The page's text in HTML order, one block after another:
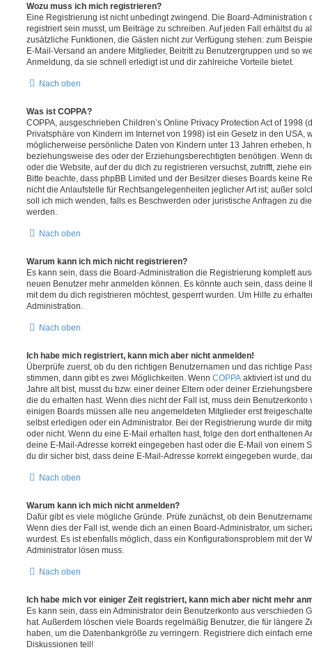
Wozu muss ich mich registrieren?
Eine Registrierung ist nicht unbedingt zwingend. Die Board-Administration
registriert sein musst, um Beiträge zu schreiben. Auf jeden Fall erhältst du
zusätzliche Funktionen, die Gästen nicht zur Verfügung stehen: zum
E-Mail-Versand an andere Mitglieder, Beitritt zu Benutzergruppen und so
Anmeldung, da sie schnell erledigt ist und dir zahlreiche Vorteile bietet.
Nach oben
Was ist COPPA?
COPPA, ausgeschrieben Children’s Online Privacy Protection Act of 1998
Privatsphäre von Kindern im Internet von 1998) ist ein Gesetz in den USA,
möglicherweise persönliche Daten von Kindern unter 13 Jahren erheben,
beziehungsweise des oder der Erziehungsberechtigten benötigen. Wenn
oder die Website, auf der du dich zu registrieren versuchst, zutrifft, ziehe
Bitte beachte, dass phpBB Limited und der Besitzer dieses Boards keine
nicht die Anlaufstelle für Rechtsangelegenheiten jeglicher Art ist; außer
soll ich mich wenden, falls es Beschwerden oder juristische Anfragen zu
werden.
Nach oben
Warum kann ich mich nicht registrieren?
Es kann sein, dass die Board-Administration die Registrierung komplett
neuen Benutzer mehr anmelden können. Es könnte auch sein, dass deine
mit dem du dich registrieren möchtest, gesperrt wurden. Um Hilfe zu
Administration.
Nach oben
Ich habe mich registriert, kann mich aber nicht anmelden!
Überprüfe zuerst, ob du den richtigen Benutzernamen und das richtige
stimmen, dann gibt es zwei Möglichkeiten. Wenn COPPA aktiviert ist und
Jahre alt bist, musst du bzw. einer deiner Eltern oder deiner
die du erhalten hast. Wenn dies nicht der Fall ist, muss dein
einigen Boards müssen alle neu angemeldeten Mitglieder erst
selbst erledigen oder ein Administrator. Bei der Registrierung wurde dir
oder nicht. Wenn du eine E-Mail erhalten hast, folge den dort enthaltenen
deine E-Mail-Adresse korrekt eingegeben hast oder die E-Mail von einem
du dir sicher bist, dass deine E-Mail-Adresse korrekt eingegeben wurde,
Nach oben
Warum kann ich mich nicht anmelden?
Dafür gibt es viele mögliche Gründe. Prüfe zunächst, ob dein
Wenn dies der Fall ist, wende dich an einen Board-Administrator, um
wurdest. Es ist ebenfalls möglich, dass ein Konfigurationsproblem mit der
Administrator lösen muss.
Nach oben
Ich habe mich vor einiger Zeit registriert, kann mich aber nicht mehr
Es kann sein, dass ein Administrator dein Benutzerkonto aus verschieden
hat. Außerdem löschen viele Boards regelmäßig Benutzer, die für längere
haben, um die Datenbankgröße zu verringern. Registriere dich einfach
Diskussionen teil!